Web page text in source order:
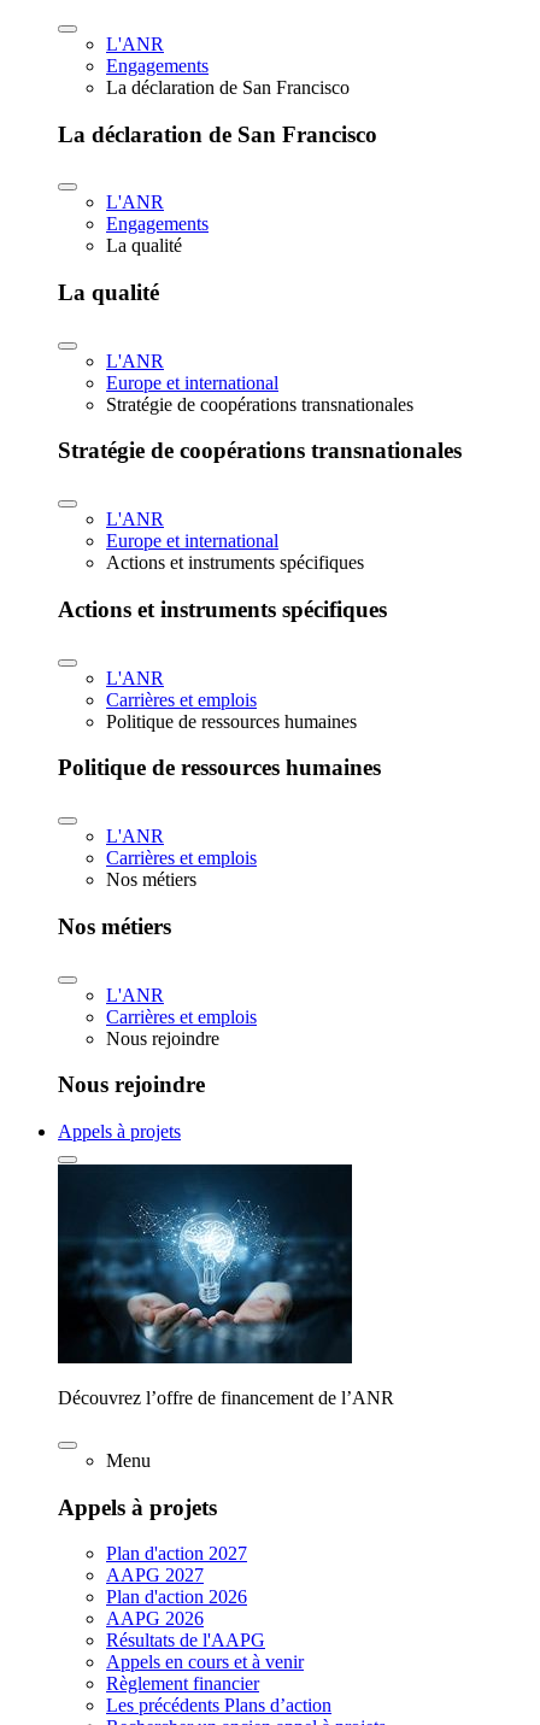
L'ANR
Engagements
La déclaration de San Francisco
La déclaration de San Francisco
L'ANR
Engagements
La qualité
La qualité
L'ANR
Europe et international
Stratégie de coopérations transnationales
Stratégie de coopérations transnationales
L'ANR
Europe et international
Actions et instruments spécifiques
Actions et instruments spécifiques
L'ANR
Carrières et emplois
Politique de ressources humaines
Politique de ressources humaines
L'ANR
Carrières et emplois
Nos métiers
Nos métiers
L'ANR
Carrières et emplois
Nous rejoindre
Nous rejoindre
Appels à projets
Découvrez l’offre de financement de l’ANR
Menu
Appels à projets
Plan d'action 2027
AAPG 2027
Plan d'action 2026
AAPG 2026
Résultats de l'AAPG
Appels en cours et à venir
Règlement financier
Les précédents Plans d’action